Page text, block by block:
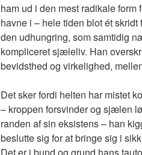
ham ud i den mest radikale
havne i – hele tiden blot ét
den udhungring, som samtidig
kompliceret sjæleliv. Han
bevidsthed og virkelighed,
Det sker fordi helten har mistet
– kroppen forsvinder og sjælen
randen af sin eksistens – han
beslutte sig for at bringe sig i
Det er i bund og grund hans